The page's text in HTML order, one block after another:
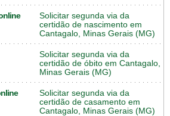
Solicitar segunda via da
certidão de nascimento em
Cantagalo, Minas Gerais (MG)
Solicitar segunda via da
certidão de óbito em Cantagalo,
Minas Gerais (MG)
Solicitar segunda via da
certidão de casamento em
Cantagalo, Minas Gerais (MG)